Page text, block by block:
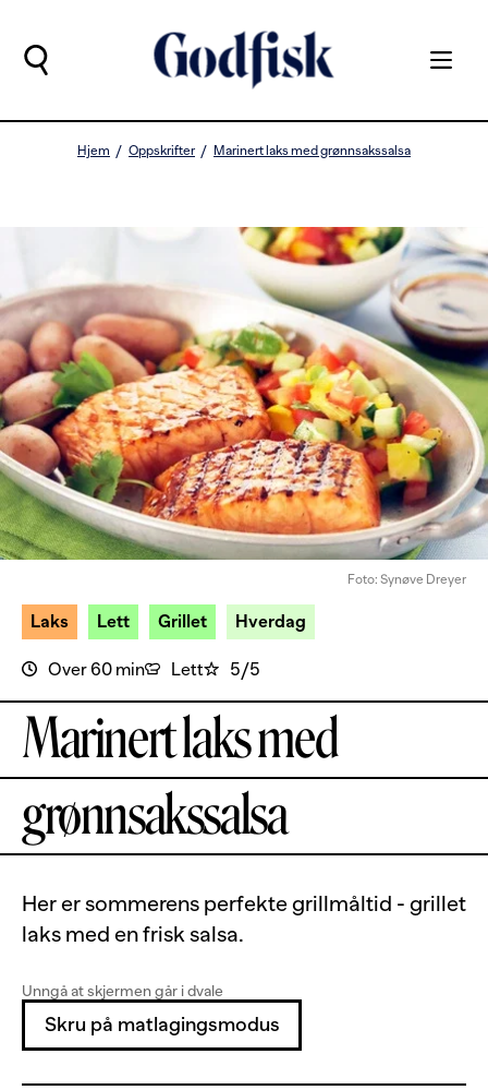
Hjem Oppskrifter Marinert laks med grønnsakssalsa
Foto: Synøve Dreyer
Laks Lett Grillet Hverdag
Over 60 min Lett 5/5
Marinert laks med
grønnsakssalsa
Her er sommerens perfekte grillmåltid - grillet
laks med en frisk salsa.
Unngå at skjermen går i dvale
Skru på matlagingsmodus